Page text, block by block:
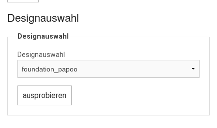
Designauswahl
Designauswahl
Designauswahl